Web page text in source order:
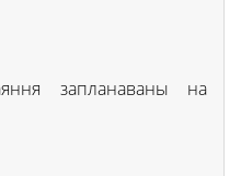
запланаваны на